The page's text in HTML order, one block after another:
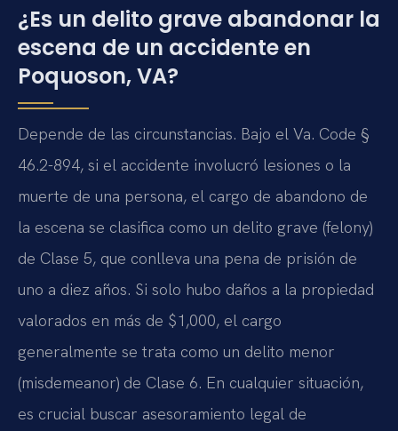
¿Es un delito grave abandonar la
escena de un accidente en
Poquoson, VA?
Depende de las circunstancias. Bajo el Va. Code §
46.2-894, si el accidente involucró lesiones o la
muerte de una persona, el cargo de abandono de
la escena se clasifica como un delito grave (felony)
de Clase 5, que conlleva una pena de prisión de
uno a diez años. Si solo hubo daños a la propiedad
valorados en más de $1,000, el cargo
generalmente se trata como un delito menor
(misdemeanor) de Clase 6. En cualquier situación,
es crucial buscar asesoramiento legal de